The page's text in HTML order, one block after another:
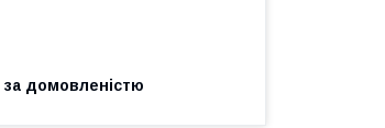
за домовленістю